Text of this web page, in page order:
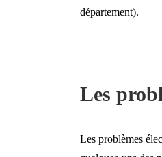
département).
Les
Les problèmes